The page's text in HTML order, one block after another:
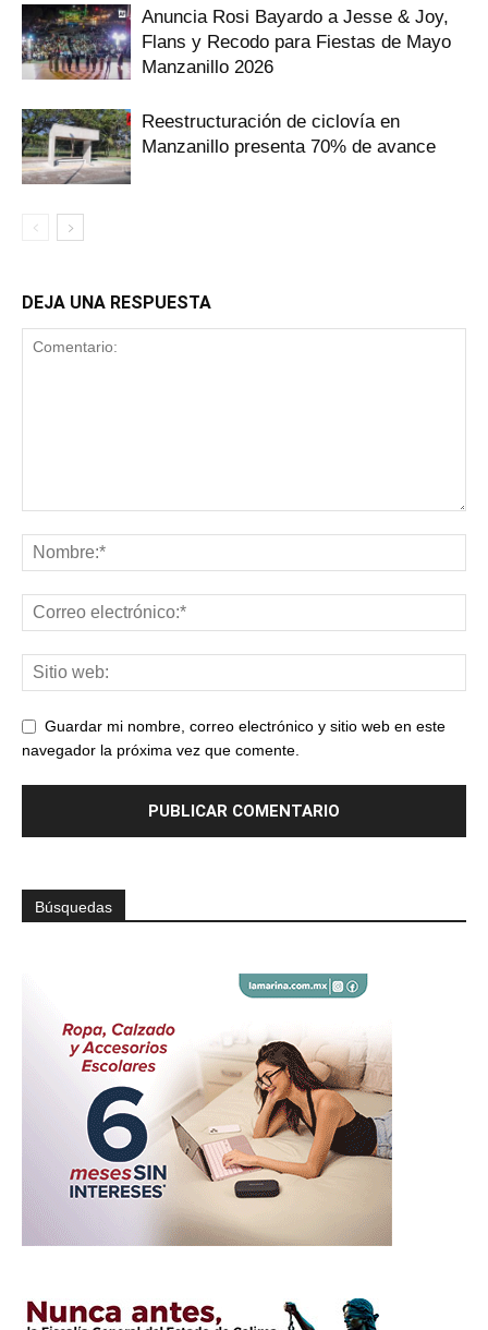
Anuncia Rosi Bayardo a Jesse & Joy,
Flans y Recodo para Fiestas de Mayo
Manzanillo 2026
Reestructuración de ciclovía en
Manzanillo presenta 70% de avance
DEJA UNA RESPUESTA
Guardar mi nombre, correo electrónico y sitio web en este
navegador la próxima vez que comente.
Búsquedas